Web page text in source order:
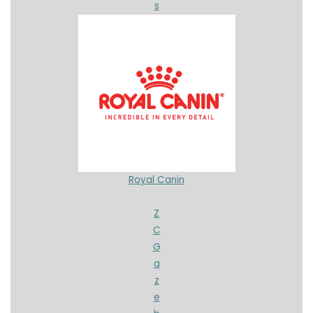
s
Royal Canin
Z
C
G
a
z
e